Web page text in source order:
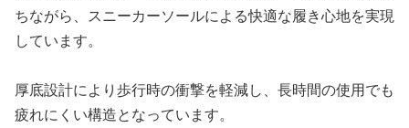
ちながら、スニーカーソールによる快適な履き心地を実現
しています。
厚底設計により歩行時の衝撃を軽減し、長時間の使用でも
疲れにくい構造となっています。